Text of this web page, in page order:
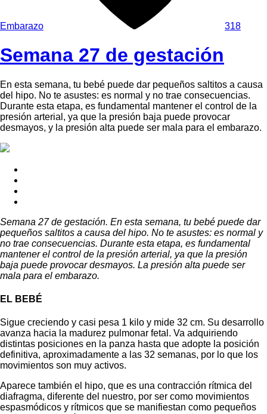
Embarazo 318
Semana 27 de gestación
En esta semana, tu bebé puede dar pequeños saltitos a causa
del hipo. No te asustes: es normal y no trae consecuencias.
Durante esta etapa, es fundamental mantener el control de la
presión arterial, ya que la presión baja puede provocar
desmayos, y la presión alta puede ser mala para el embarazo.
Semana 27 de gestación. En esta semana, tu bebé puede dar
pequeños saltitos a causa del hipo. No te asustes: es normal y
no trae consecuencias. Durante esta etapa, es fundamental
mantener el control de la presión arterial, ya que la presión
baja puede provocar desmayos. La presión alta puede ser
mala para el embarazo.
EL BEBÉ
Sigue creciendo y casi pesa 1 kilo y mide 32 cm. Su desarrollo
avanza hacia la madurez pulmonar fetal. Va adquiriendo
distintas posiciones en la panza hasta que adopte la posición
definitiva, aproximadamente a las 32 semanas, por lo que los
movimientos son muy activos.
Aparece también el hipo, que es una contracción rítmica del
diafragma, diferente del nuestro, por ser como movimientos
espasmódicos y rítmicos que se manifiestan como pequeños